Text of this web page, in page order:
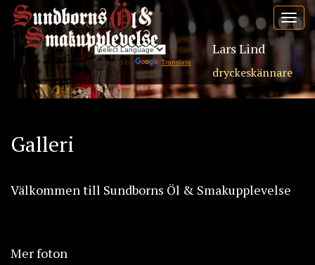
Powered by Translate
Lars Lind
dryckeskännare
Toggle
Galleri
Välkommen till Sundborns Öl & Smakupplevelse
Mer foton